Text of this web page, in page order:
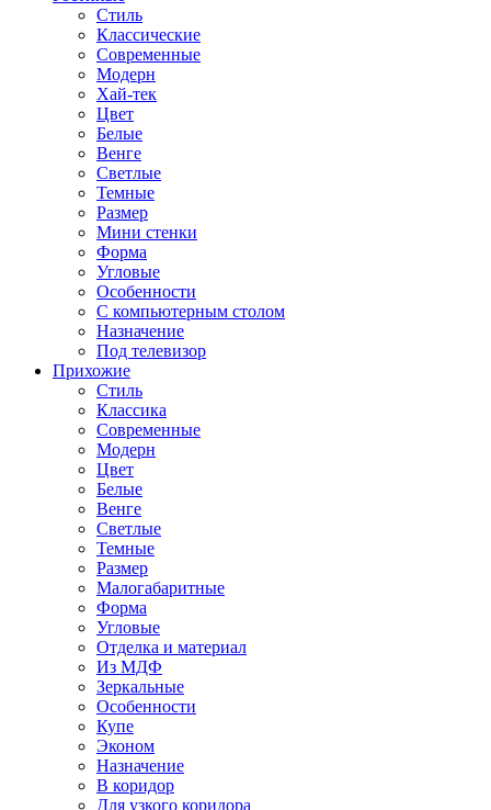
Стиль
Классические
Современные
Модерн
Хай-тек
Цвет
Белые
Венге
Светлые
Темные
Размер
Мини стенки
Форма
Угловые
Особенности
С компьютерным столом
Назначение
Под телевизор
Прихожие
Стиль
Классика
Современные
Модерн
Цвет
Белые
Венге
Светлые
Темные
Размер
Малогабаритные
Форма
Угловые
Отделка и материал
Из МДФ
Зеркальные
Особенности
Купе
Эконом
Назначение
В коридор
Для узкого коридора